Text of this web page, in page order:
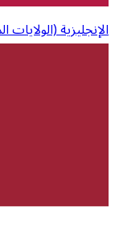
الإنجليزية (الولايات